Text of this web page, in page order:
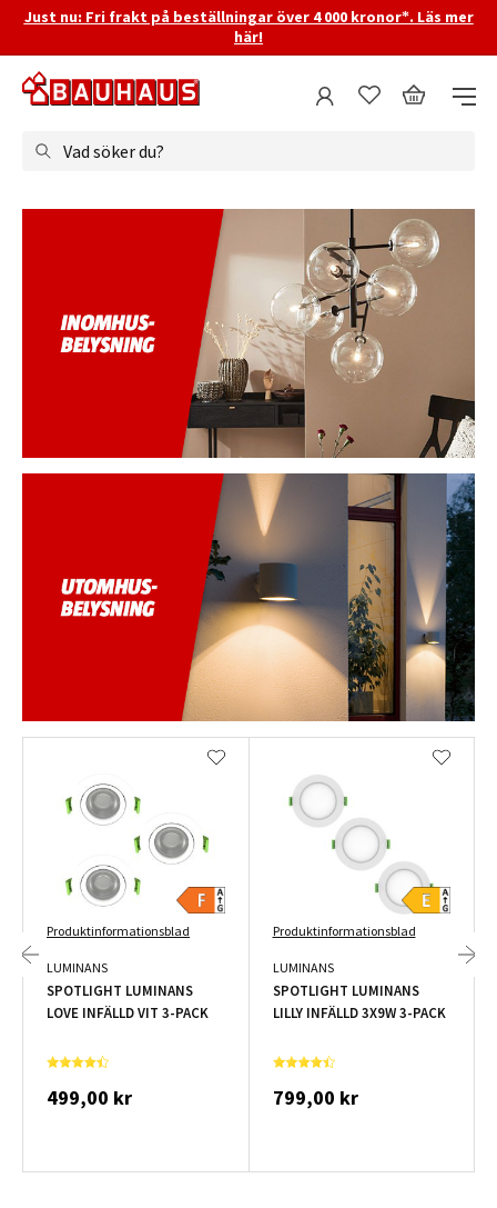
Just nu: Fri frakt på beställningar över 4 000 kronor*. Läs mer
här!
Vad söker du?
Produktinformationsblad
LUMINANS
SPOTLIGHT LUMINANS
LOVE INFÄLLD VIT 3-PACK
499,00 kr
Produktinformationsblad
LUMINANS
SPOTLIGHT LUMINANS
LILLY INFÄLLD 3X9W 3-PACK
799,00 kr